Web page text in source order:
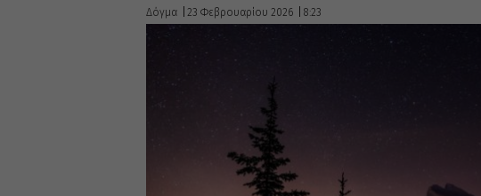
Δόγμα 23 Φεβρουαρίου 2026 8:23